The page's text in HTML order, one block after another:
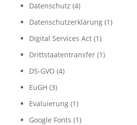
Datenschutz (4)
Datenschutzerklärung(1)
Digital Services Act(1)
Drittstaatentransfer(1)
DS-GVO (4)
EuGH (3)
Evaluierung(1)
Google Fonts (1)